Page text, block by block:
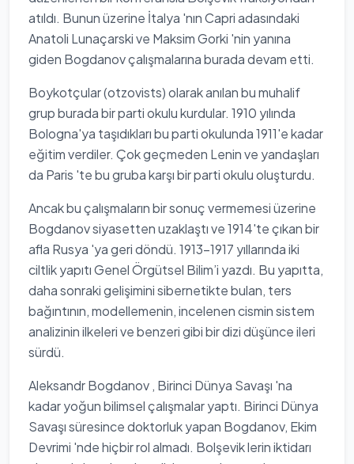
atıldı. Bunun üzerine İtalya 'nın Capri adasındaki
Anatoli Lunaçarski ve Maksim Gorki 'nin yanına
giden Bogdanov çalışmalarına burada devam etti.
Boykotçular (otzovists) olarak anılan bu muhalif
grup burada bir parti okulu kurdular. 1910 yılında
Bologna'ya taşıdıkları bu parti okulunda 1911'e kadar
eğitim verdiler. Çok geçmeden Lenin ve yandaşları
da Paris 'te bu gruba karşı bir parti okulu oluşturdu.
Ancak bu çalışmaların bir sonuç vermemesi üzerine
Bogdanov siyasetten uzaklaştı ve 1914'te çıkan bir
afla Rusya 'ya geri döndü. 1913-1917 yıllarında iki
ciltlik yapıtı Genel Örgütsel Bilim’i yazdı. Bu yapıtta,
daha sonraki gelişimini sibernetikte bulan, ters
bağıntının, modellemenin, incelenen cismin sistem
analizinin ilkeleri ve benzeri gibi bir dizi düşünce ileri
sürdü.
Aleksandr Bogdanov , Birinci Dünya Savaşı 'na
kadar yoğun bilimsel çalışmalar yaptı. Birinci Dünya
Savaşı süresince doktorluk yapan Bogdanov, Ekim
Devrimi 'nde hiçbir rol almadı. Bolşevik lerin iktidarı